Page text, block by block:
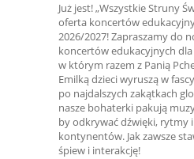
Już jest! „Wszystkie Struny
oferta koncertów
2026/2027! Zapraszamy do
koncertów edukacyjnych dla
w którym razem z Panią
Emilką dzieci wyruszą w
po najdalszych zakątkach
nasze bohaterki pakują
by odkrywać dźwięki, rytmy
kontynentów. Jak zawsze
śpiew i interakcję!